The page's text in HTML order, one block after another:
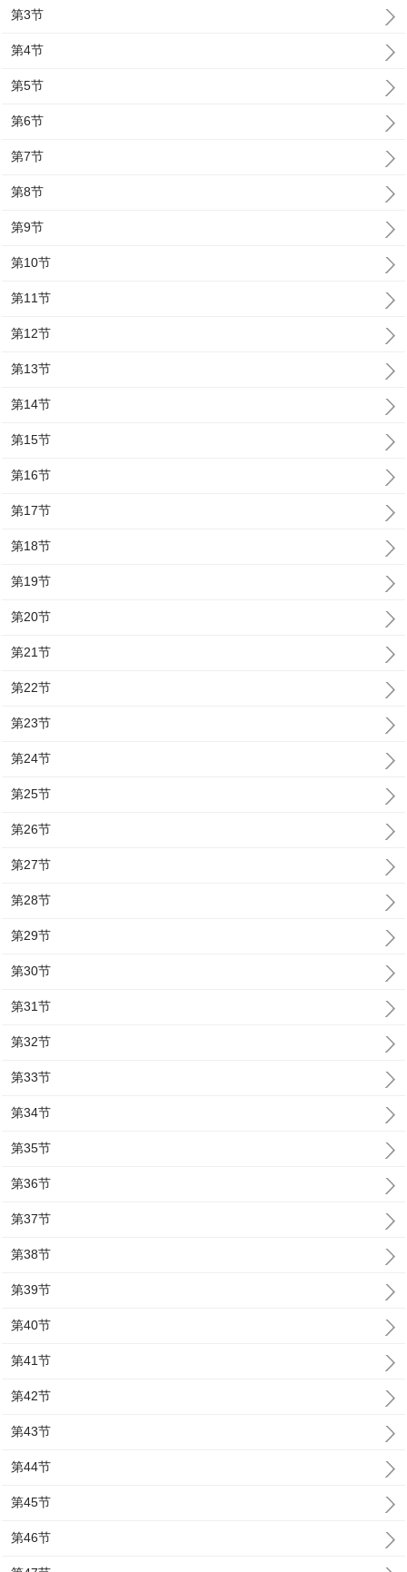
第3节
第4节
第5节
第6节
第7节
第8节
第9节
第10节
第11节
第12节
第13节
第14节
第15节
第16节
第17节
第18节
第19节
第20节
第21节
第22节
第23节
第24节
第25节
第26节
第27节
第28节
第29节
第30节
第31节
第32节
第33节
第34节
第35节
第36节
第37节
第38节
第39节
第40节
第41节
第42节
第43节
第44节
第45节
第46节